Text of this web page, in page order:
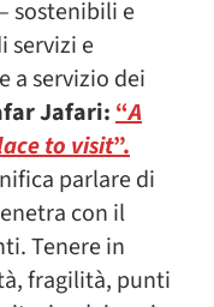
sostenibili e
servizi e
a servizio dei
Jafari:“A
to visit”.
parlare di
con il
Tenere in
fragilità, punti